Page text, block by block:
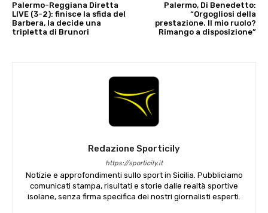
Palermo-Reggiana Diretta
LIVE (3-2): finisce la sfida del
Barbera, la decide una
tripletta di Brunori
Palermo, Di Benedetto:
“Orgogliosi della
prestazione. Il mio ruolo?
Rimango a disposizione”
Redazione Sporticily
https://sporticily.it
Notizie e approfondimenti sullo sport in Sicilia. Pubbliciamo
comunicati stampa, risultati e storie dalle realtà sportive
isolane, senza firma specifica dei nostri giornalisti esperti.